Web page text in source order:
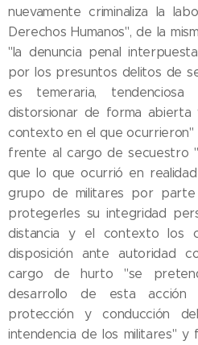
nuevamente criminaliza la
Derechos Humanos", de la
"la denuncia penal
por los presuntos delitos de
es temeraria,
distorsionar de forma abierta
contexto en el que
frente al cargo de secuestro
que lo que ocurrió en
grupo de militares por
protegerles su integridad
distancia y el contexto los
disposición ante autoridad
cargo de hurto "se
desarrollo de esta acción
protección y conducción
intendencia de los militares" y